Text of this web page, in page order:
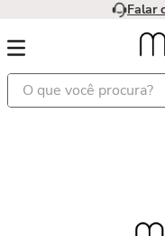
Falar
O que você procura?